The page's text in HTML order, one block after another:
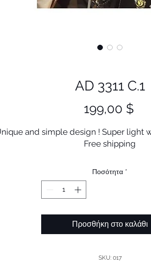
AD 3311 C.1
199,00 $Τιμή
and simple design ! Super light
Free shipping
Ποσότητα *
Προσθήκη στο καλάθι
SKU: 017